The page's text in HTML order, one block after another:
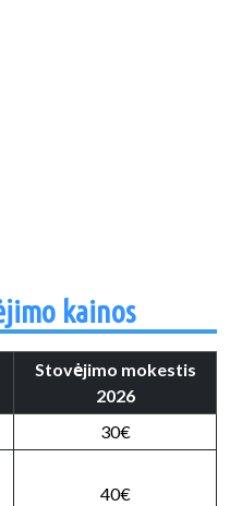
kainos
Stovėjimo mokestis
2026
30€
40€